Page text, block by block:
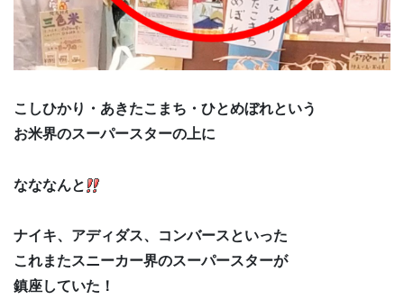
こしひかり・あきたこまち・ひとめぼれという
お米界のスーパースターの上に
なななんと
ナイキ、アディダス、コンバースといった
これまたスニーカー界のスーパースターが
鎮座していた！